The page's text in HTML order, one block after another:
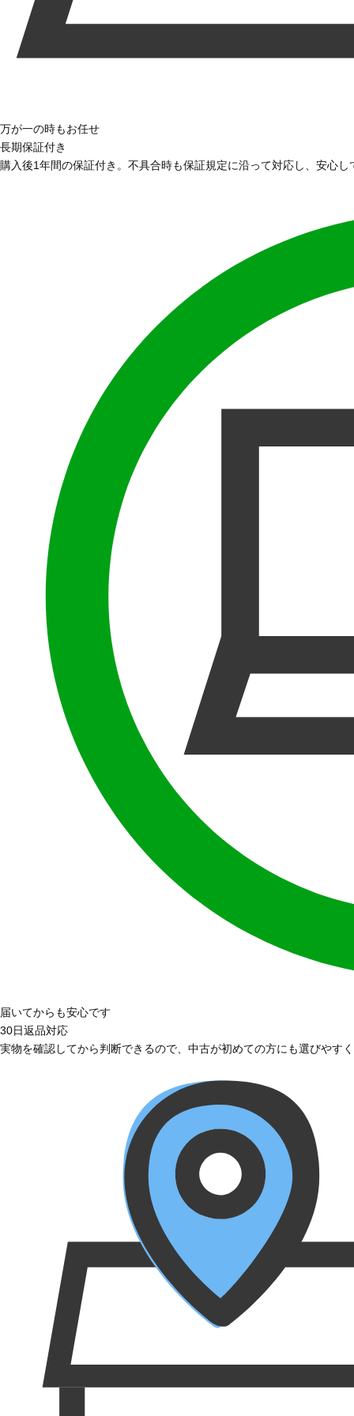
万が一の時もお任せ
長期保証付き
購入後1年間の保証付き。不具合時も保証規定に沿って対応し、安心
届いてからも安心です
30日返品対応
実物を確認してから判断できるので、中古が初めての方にも選びやす